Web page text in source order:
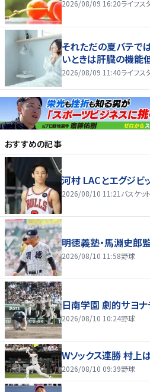
2026/08/09 16:20ライフス
それただの夏バテで
いときは肝臓の機能
2026/08/09 11:40ライフス
おすすめの記事
河村 LACとエグジビ
2026/08/10 11:21 バスケッ
明徳義塾・馬淵史郎
2026/08/10 11:58野球
日南学園 劇的サヨ
2026/08/10 10:24野球
Wソックス連勝 村上
2026/08/10 09:39野球